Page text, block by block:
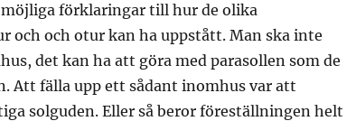
förklaringar till hur de olika
och och otur kan ha uppstått. Man ska inte
det kan ha att göra med parasollen som de
Att fälla upp ett sådant inomhus var att
solguden. Eller så beror föreställningen helt